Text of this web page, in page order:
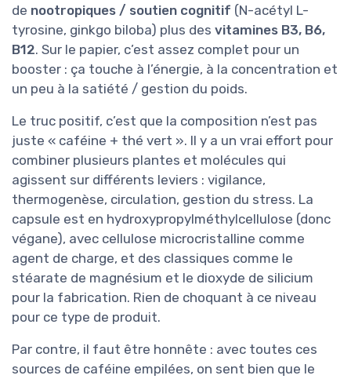
de nootropiques / soutien cognitif (N-acétyl L-
tyrosine, ginkgo biloba) plus des vitamines B3, B6,
B12. Sur le papier, c’est assez complet pour un
booster : ça touche à l’énergie, à la concentration et
un peu à la satiété / gestion du poids.
Le truc positif, c’est que la composition n’est pas
juste « caféine + thé vert ». Il y a un vrai effort pour
combiner plusieurs plantes et molécules qui
agissent sur différents leviers : vigilance,
thermogenèse, circulation, gestion du stress. La
capsule est en hydroxypropylméthylcellulose (donc
végane), avec cellulose microcristalline comme
agent de charge, et des classiques comme le
stéarate de magnésium et le dioxyde de silicium
pour la fabrication. Rien de choquant à ce niveau
pour ce type de produit.
Par contre, il faut être honnête : avec toutes ces
sources de caféine empilées, on sent bien que le